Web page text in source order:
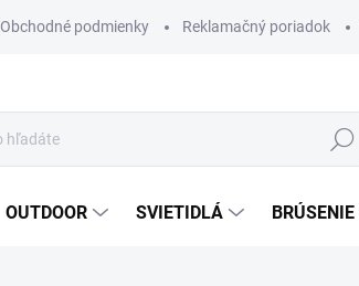
Obchodné podmienky Reklamačný poriadok
Hľadať
OUTDOOR SVIETIDLÁ BRÚSENIE